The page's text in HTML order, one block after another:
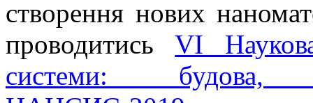
створення нових
проводитисьVI
системи: будова,